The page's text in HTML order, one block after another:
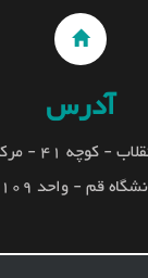
آدرس
41 - مرکز رشد
قم - واحد 109
آدرس
قم- خ انقلاب - کوچه 41 -
دانشگاه قم - واحد 109